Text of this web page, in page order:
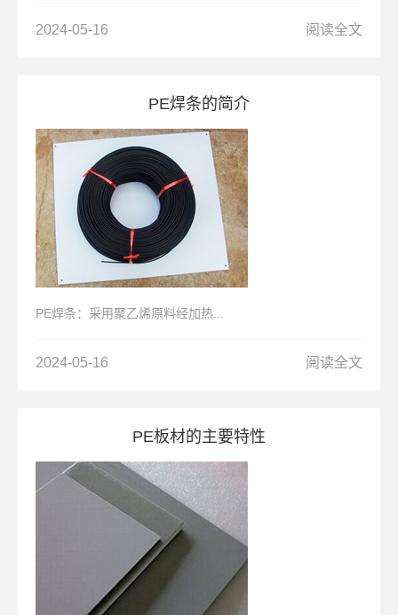
2024-05-16 阅读全文
PE焊条的简介
PE焊条：采用聚乙烯原料经加热...
2024-05-16 阅读全文
PE板材的主要特性